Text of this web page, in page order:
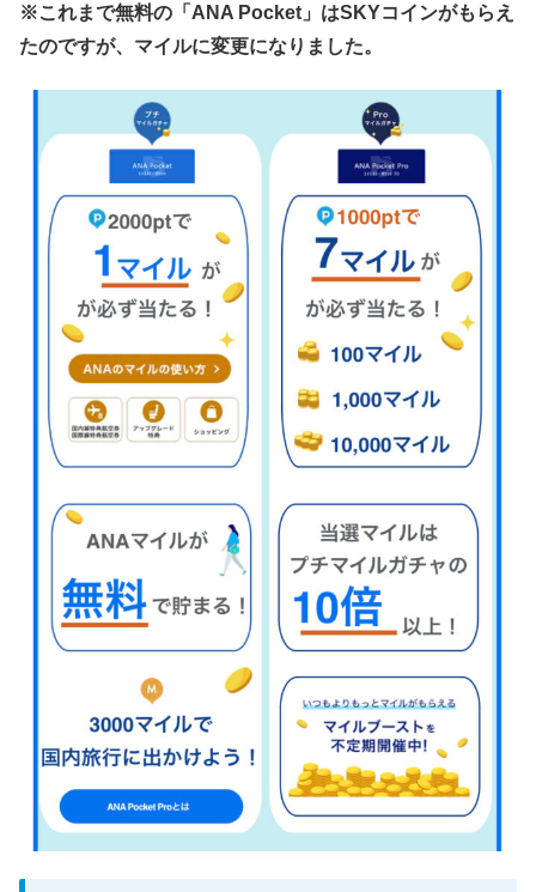
※これまで無料の「ANA Pocket」はSKYコインがもらえ
たのですが、マイルに変更になりました。